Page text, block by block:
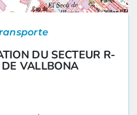
DU SECTEUR R-
VALLBONA